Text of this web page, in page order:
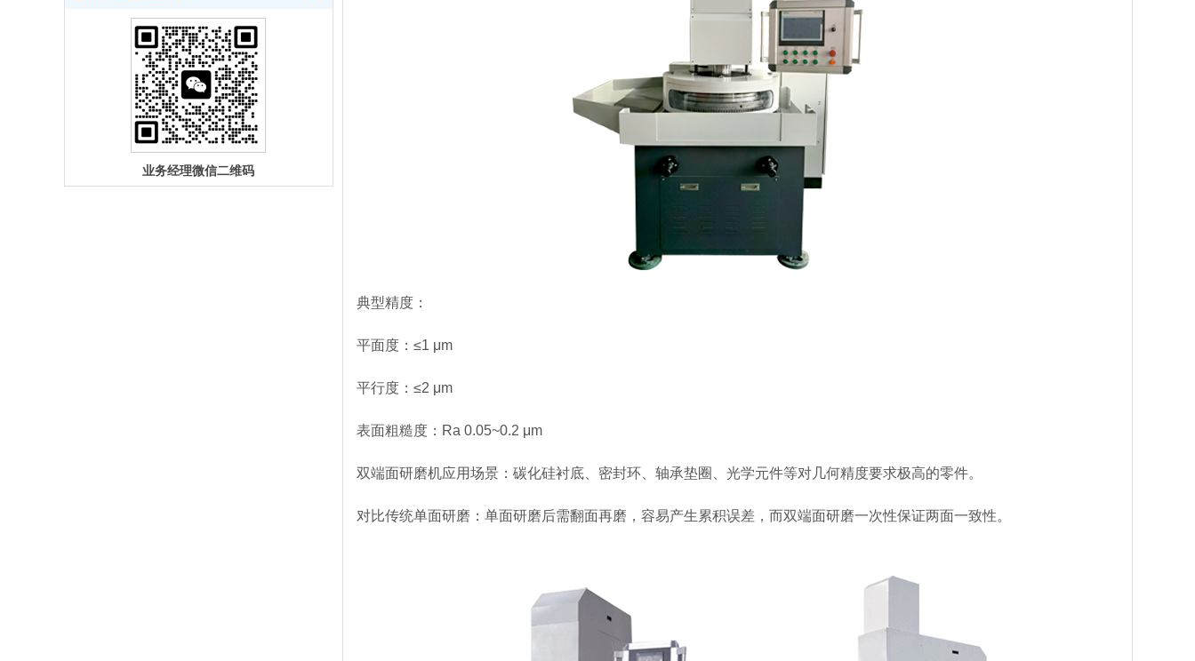
业务经理微信二维码
典型精度：
平面度：≤1 μm
平行度：≤2 μm
表面粗糙度：Ra 0.05~0.2 μm
双端面研磨机应用场景：碳化硅衬底、密封环、轴承垫圈、光学元件等对几何精度要求极高的零件。
对比传统单面研磨：单面研磨后需翻面再磨，容易产生累积误差，而双端面研磨一次性保证两面一致性。